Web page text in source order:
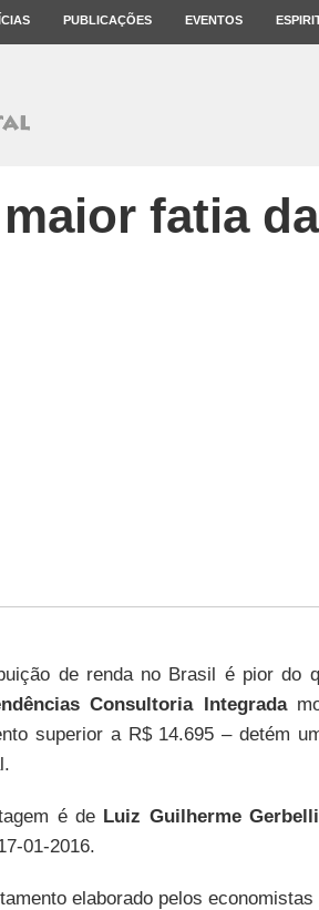
PUBLICAÇÕES EVENTOS
fatia
de renda no Brasil é pior do
Consultoria Integrada
superior a R$ 14.695 – detém
é de Luiz GuilhermeGerbelli
01-2016.
elaborado pelos economistas